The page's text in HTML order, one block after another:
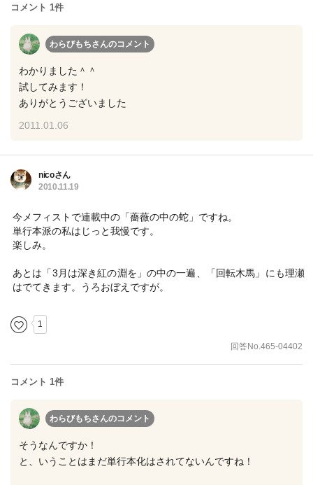
コメント 1件
わらびもちさんのコメント
わかりました＾＾
試してみます！
ありがとうございました
2011.01.06
nicoさん
2010.11.19
今メフィストで連載中の「薔薇の中の蛇」ですね。
単行本派の私はじっと我慢です。
楽しみ。
あとは「3月は深き紅の淵を」の中の一遍、「回転木馬」にも理瀬
はでてきます。うろおぼえですが。
1
回答No.465-04402
コメント 1件
わらびもちさんのコメント
そうなんですか！
と、いうことはまだ単行本化はされてないんですね！